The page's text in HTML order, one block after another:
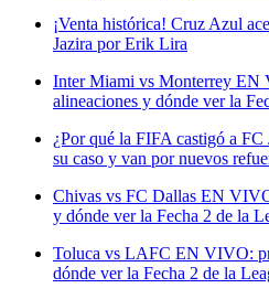
¡Venta histórica! Cruz Azul
Jazira por Erik Lira
Inter Miami vs Monterrey EN
alineaciones y dónde ver la
¿Por qué la FIFA castigó a
su caso y van por nuevos
Chivas vs FC Dallas EN
y dónde ver la Fecha 2 de la
Toluca vs LAFC EN VIVO:
dónde ver la Fecha 2 de la